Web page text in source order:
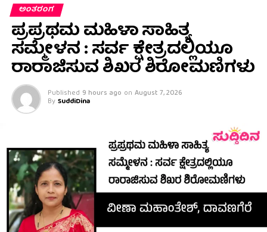
ಅಂತರಂಗ
ಪ್ರಪ್ರಥಮ ಮಹಿಳಾ ಸಾಹಿತ್ಯ
ಸಮ್ಮೇಳನ : ಸರ್ವ ಕ್ಷೇತ್ರದಲ್ಲಿಯೂ
ರಾರಾಜಿಸುವ ಶಿಖರ ಶಿರೋಮಣಿಗಳು
Published 9 hours ago on August 7, 2026
By SuddiDina